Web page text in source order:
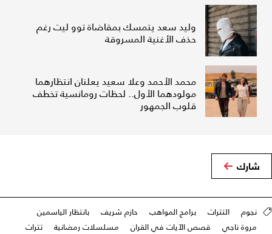
وليد سعد يتمسك بمقاضاة توو ليت رغم
حذف الأغنية المسروقة
محمد الأحمد وعلا سعيد يعلنان انتظارهما
مولودهما الأول.. لحظات رومانسية تخطف
قلوب الجمهور
شارك
نجوم التترات برامج المواهب حازم شريف
بانتظار الياسمين
مروة ناجي
قصص الآيات في القران مسلسلات رمضانية
تترات